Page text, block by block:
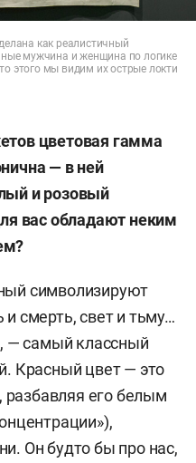
как реалистичный
мужчина и женщина по логике
этого мы видим их острые локти
цветовая гамма
— в ней
и розовый
вас обладают неким
символизируют
смерть, свет и тьму…
— самый классный
Красный цвет — это
разбавляя его белым
Он будто бы про нас,